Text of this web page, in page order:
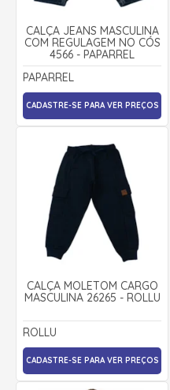
CALÇA JEANS MASCULINA
COM REGULAGEM NO CÓS
4566 - PAPARREL
PAPARREL
CADASTRE-SE PARA VER PREÇOS
CALÇA MOLETOM CARGO
MASCULINA 26265 - ROLLU
ROLLU
CADASTRE-SE PARA VER PREÇOS